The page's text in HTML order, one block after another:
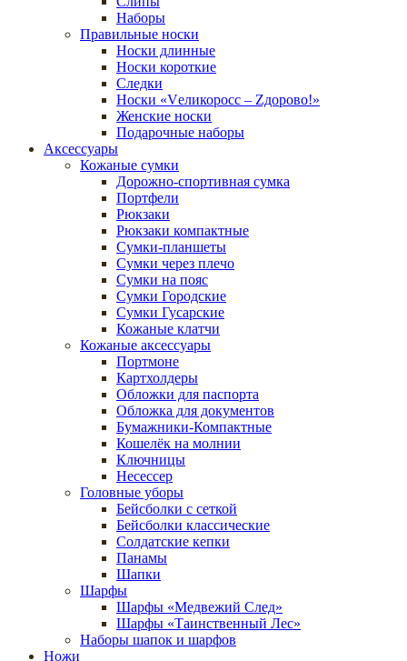
Наборы
Правильные носки
Носки длинные
Носки короткие
Следки
Носки «Vеликоросс – Zдорово!»
Женские носки
Подарочные наборы
Аксессуары
Кожаные сумки
Дорожно-спортивная сумка
Портфели
Рюкзаки
Рюкзаки компактные
Сумки-планшеты
Сумки через плечо
Сумки на пояс
Сумки Городские
Сумки Гусарские
Кожаные клатчи
Кожаные аксессуары
Портмоне
Картхолдеры
Обложки для паспорта
Обложка для документов
Бумажники-Компактные
Кошелёк на молнии
Ключницы
Несессер
Головные уборы
Бейсболки с сеткой
Бейсболки классические
Солдатские кепки
Панамы
Шапки
Шарфы
Шарфы «Медвежий След»
Шарфы «Таинственный Лес»
Наборы шапок и шарфов
Ножи